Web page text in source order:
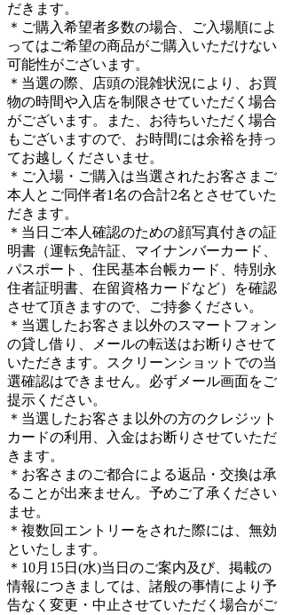
だきます。
＊ご購入希望者多数の場合、ご入場順によ
ってはご希望の商品がご購入いただけない
可能性がございます。
＊当選の際、店頭の混雑状況により、お買
物の時間や入店を制限させていただく場合
がございます。また、お待ちいただく場合
もございますので、お時間には余裕を持っ
てお越しくださいませ。
＊ご入場・ご購入は当選されたお客さまご
本人とご同伴者1名の合計2名とさせていた
だきます。
＊当日ご本人確認のための顔写真付きの証
明書（運転免許証、マイナンバーカード、
パスポート、住民基本台帳カード、特別永
住者証明書、在留資格カードなど）を確認
させて頂きますので、ご持参ください。
＊当選したお客さま以外のスマートフォン
の貸し借り、メールの転送はお断りさせて
いただきます。スクリーンショットでの当
選確認はできません。必ずメール画面をご
提示ください。
＊当選したお客さま以外の方のクレジット
カードの利用、入金はお断りさせていただ
きます。
＊お客さまのご都合による返品・交換は承
ることが出来ません。予めご了承ください
ませ。
＊複数回エントリーをされた際には、無効
といたします。
＊10月15日(水)当日のご案内及び、掲載の
情報につきましては、諸般の事情により予
告なく変更・中止させていただく場合がご